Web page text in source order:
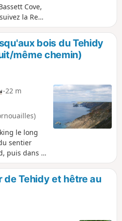
Cove,
la Red
réserve
qui
le South
de
bois du Tehidy
même chemin)
-22 m
le long
sentier
puis dans le
Tehidy et hêtre au